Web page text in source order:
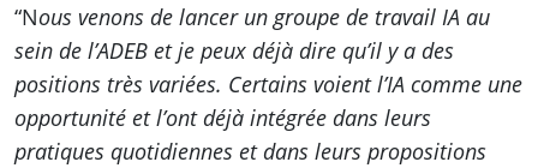
“Nous venons de lancer un groupe de travail IA au
sein de l’ADEB et je peux déjà dire qu’il y a des
positions très variées. Certains voient l’IA comme une
opportunité et l’ont déjà intégrée dans leurs
pratiques quotidiennes et dans leurs propositions